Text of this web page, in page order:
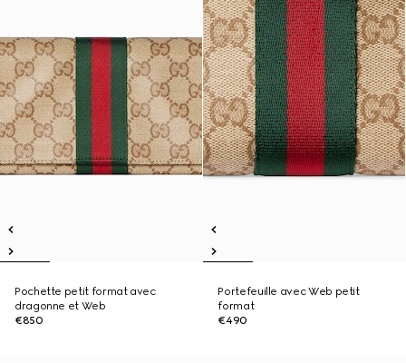
Pochette petit format avec
dragonne et Web
€850
Portefeuille avec Web petit
format
€490